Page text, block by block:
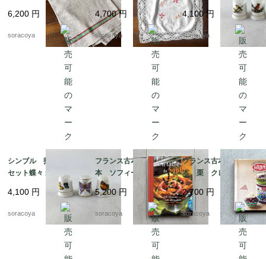
チンクロス 天然素
材 麻 テーブルマッ
ト 生成りベージュ 1
6,200 円
soracoya
ト 花刺繍 12CLda1
9-４
4,700円
soracoya
道具 12otef2-8
4,100円
soracoya
シンブル 指ぬき 3個
セット蝶々 裁縫道具 1
4,100 円
soracoya
フランス古本 レシピ
本 ソフィーのお料理
本 100レシピ 12ps
eh17-1
5,200円
soracoya
フランス古本 レシピ
本 栗 クレマン・フ
ォジェ マロンクリー
ム 12pseg20-2
2,700 円
soracoya